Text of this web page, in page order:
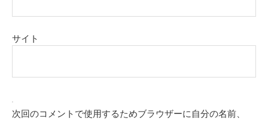
サイト
次回のコメントで使用するためブラウザーに自分の名前、